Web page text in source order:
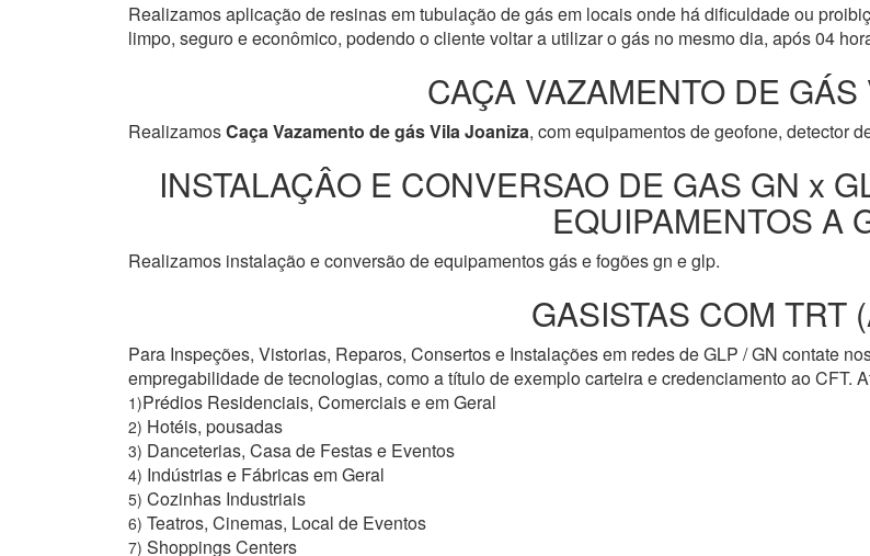
Realizamos aplicação de resinas em tubulação de gás em locais onde há dificuldade ou
limpo, seguro e econômico, podendo o cliente voltar a utilizar o gás no mesmo dia, após 04
CAÇA VAZAMENTO DE
RealizamosCaça Vazamento de gás Vila Joaniza, com equipamentos de geofone, detector
INSTALAÇÂO E CONVERSAO DE GAS GN x
EQUIPAMENTOS A
Realizamos instalação e conversão de equipamentos gás e fogões gn e glp.
GASISTAS COM TRT
Para Inspeções, Vistorias, Reparos, Consertos e Instalações em redes de GLP / GN contate
empregabilidade de tecnologias, como a título de exemplo carteira e credenciamento ao CFT.
1)Prédios Residenciais, Comerciais e em Geral
2) Hotéis, pousadas
3) Danceterias, Casa de Festas e Eventos
4) Indústrias e Fábricas em Geral
5) Cozinhas Industriais
6) Teatros, Cinemas, Local de Eventos
7) Shoppings Centers